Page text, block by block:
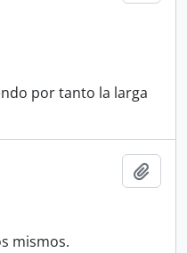
por tanto la larga
mismos.